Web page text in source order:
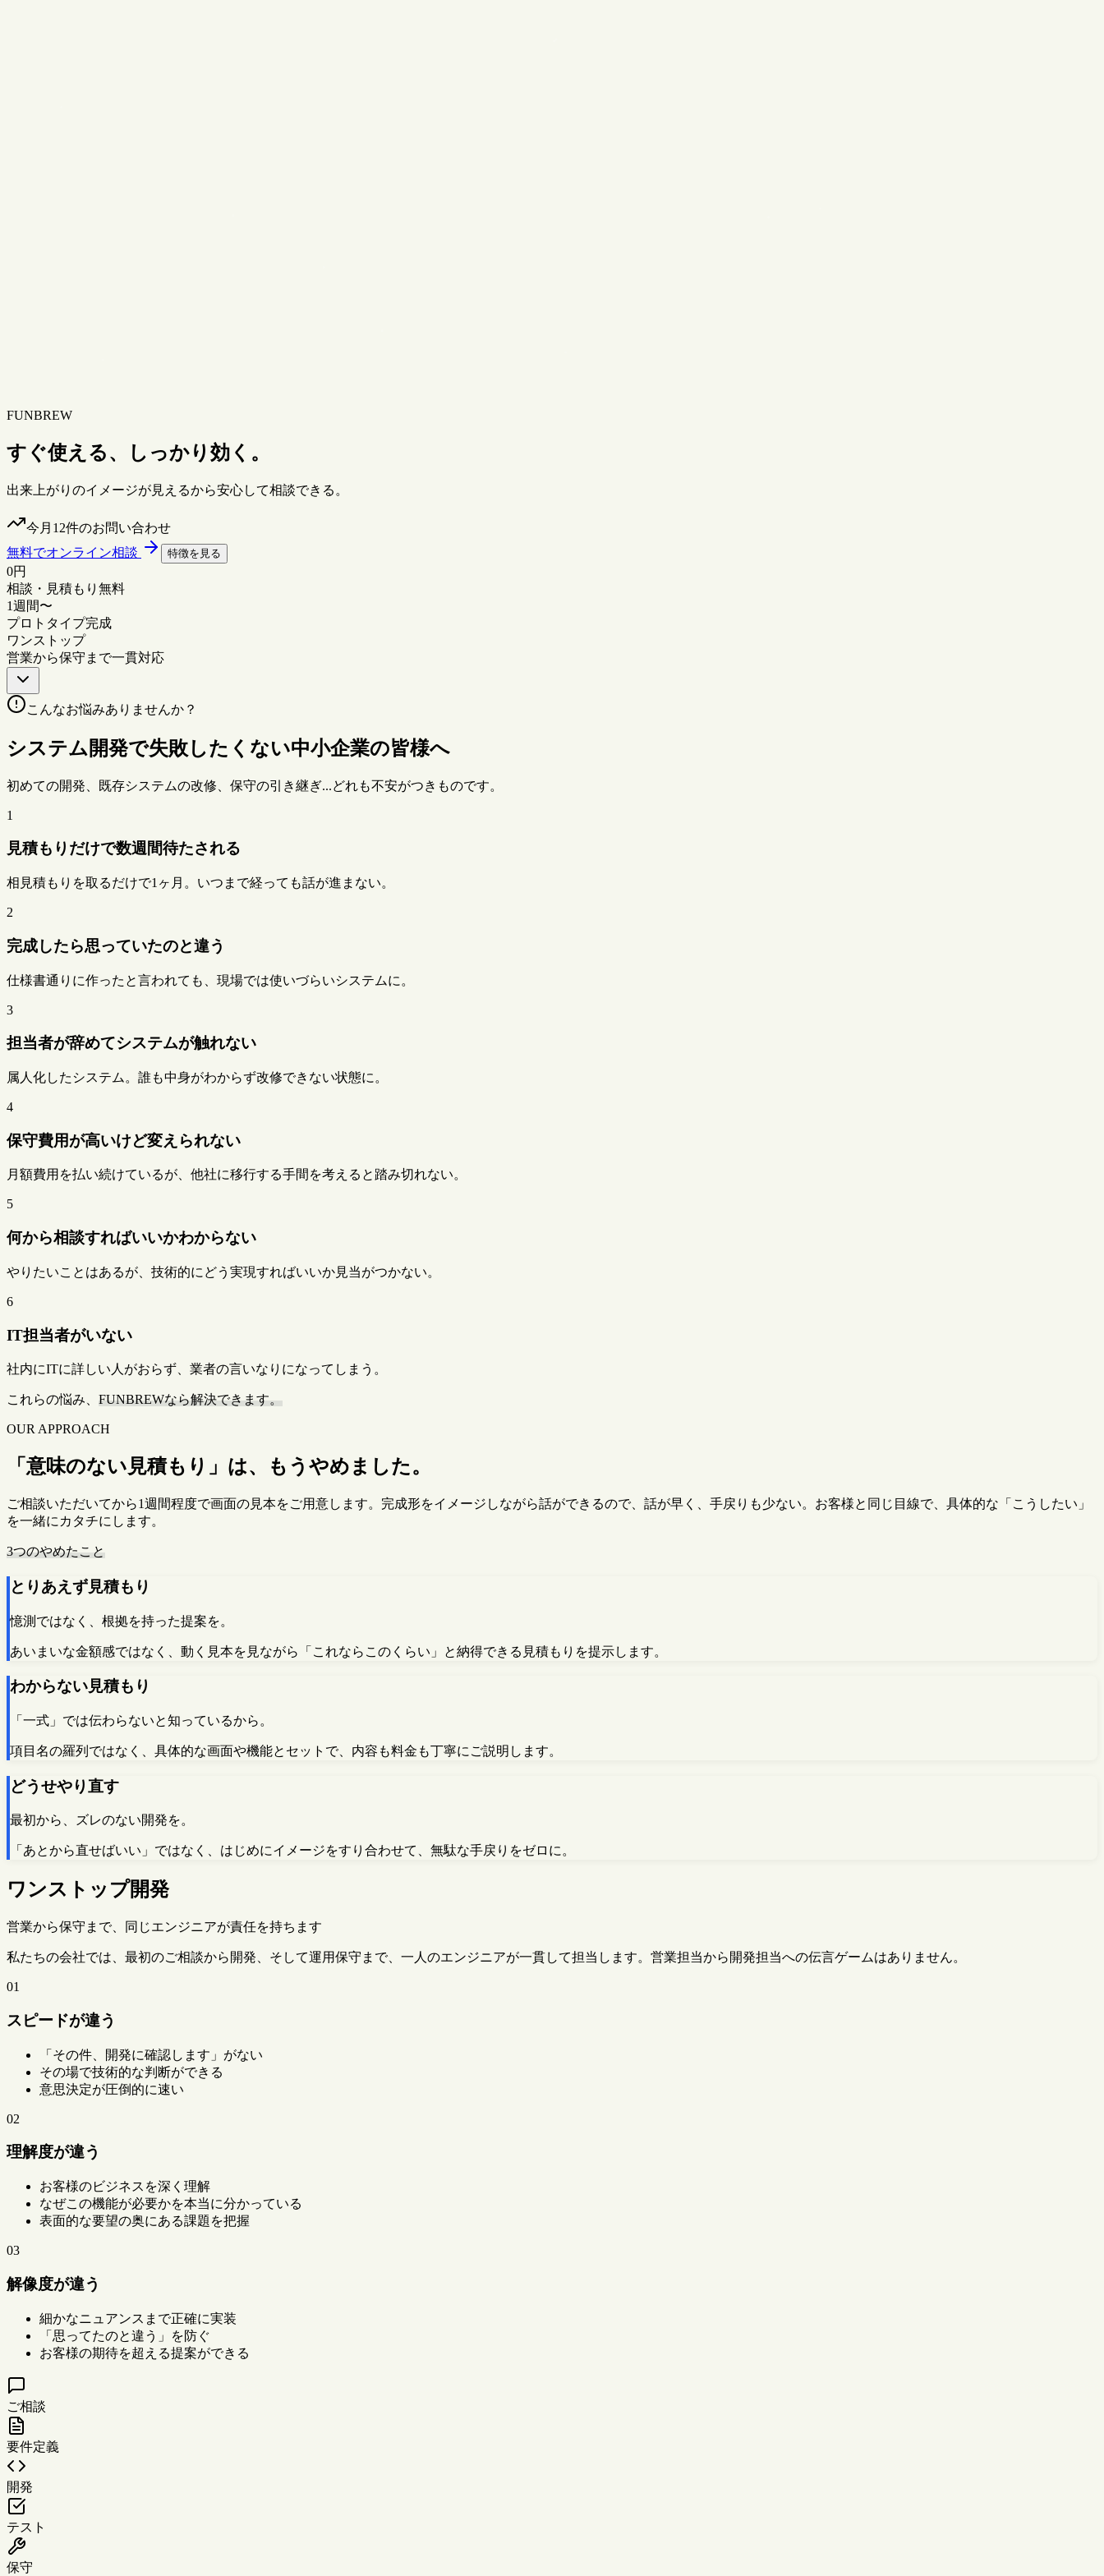
FUNBREW
すぐ使える、‎ しっかり効く。‎
出来上がりのイメージが見えるから安心して相談できる。
今月12件のお問い合わせ
無料でオンライン相談
特徴を見る
0円
相談・見積もり無料
1週間〜
プロトタイプ完成
ワンストップ
営業から保守まで一貫対応
こんなお悩みありませんか？
システム開発で失敗したくない中小企業の皆様へ
初めての開発、既存システムの改修、保守の引き継ぎ...どれも不安がつきものです。
1
見積もりだけで数週間待たされる
相見積もりを取るだけで1ヶ月。いつまで経っても話が進まない。
2
完成したら思っていたのと違う
仕様書通りに作ったと言われても、現場では使いづらいシステムに。
3
担当者が辞めてシステムが触れない
属人化したシステム。誰も中身がわからず改修できない状態に。
4
保守費用が高いけど変えられない
月額費用を払い続けているが、他社に移行する手間を考えると踏み切れない。
5
何から相談すればいいかわからない
やりたいことはあるが、技術的にどう実現すればいいか見当がつかない。
6
IT担当者がいない
社内にITに詳しい人がおらず、業者の言いなりになってしまう。
これらの悩み、 FUNBREWなら解決できます。
OUR APPROACH
「意味のない見積もり」は、もうやめました。
ご相談いただいてから1週間程度で画面の見本をご用意します。完成形をイメージしながら話ができるので、話が早く、手戻りも少ない。お客様と同じ目線で、具体的な「こうしたい」
を一緒にカタチにします。
3つのやめたこと
とりあえず見積もり
憶測ではなく、根拠を持った提案を。
あいまいな金額感ではなく、動く見本を見ながら「これならこのくらい」と納得できる見積もりを提示します。
わからない見積もり
「一式」では伝わらないと知っているから。
項目名の羅列ではなく、具体的な画面や機能とセットで、内容も料金も丁寧にご説明します。
どうせやり直す
最初から、ズレのない開発を。
「あとから直せばいい」ではなく、はじめにイメージをすり合わせて、無駄な手戻りをゼロに。
ワンストップ開発
営業から保守まで、同じエンジニアが責任を持ちます
私たちの会社では、最初のご相談から開発、そして運用保守まで、一人のエンジニアが一貫して担当します。営業担当から開発担当への伝言ゲームはありません。
01
スピードが違う
「その件、開発に確認します」がない
その場で技術的な判断ができる
意思決定が圧倒的に速い
02
理解度が違う
お客様のビジネスを深く理解
なぜこの機能が必要かを本当に分かっている
表面的な要望の奥にある課題を把握
03
解像度が違う
細かなニュアンスまで正確に実装
「思ってたのと違う」を防ぐ
お客様の期待を超える提案ができる
ご相談
要件定義
開発
テスト
保守